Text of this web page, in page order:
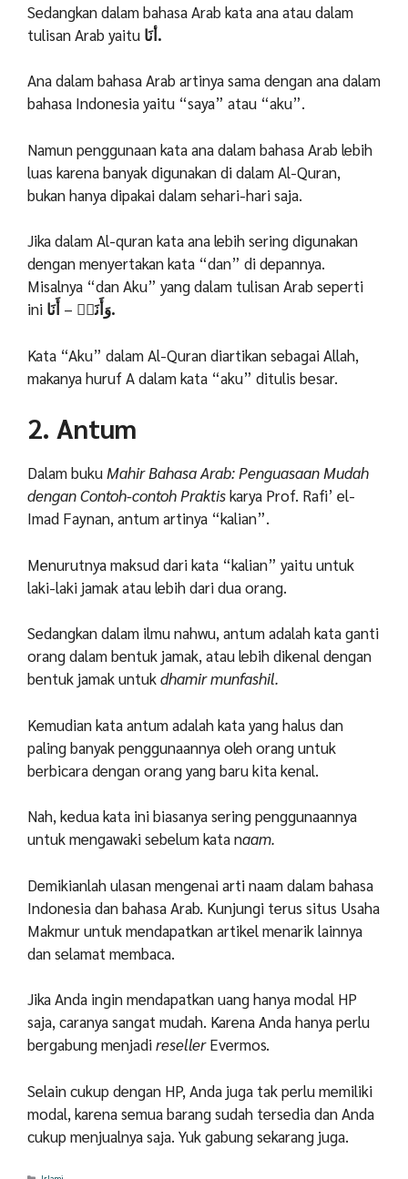
Sedangkan dalam bahasa Arab kata ana atau dalam
tulisan Arab yaitu
أنَا.
Ana dalam bahasa Arab artinya sama dengan ana dalam
bahasa Indonesia yaitu “saya” atau “aku”.
Namun penggunaan kata ana dalam bahasa Arab lebih
luas karena banyak digunakan di dalam Al-Quran,
bukan hanya dipakai dalam sehari-hari saja.
Jika dalam Al-quran kata ana lebih sering digunakan
dengan menyertakan kata “dan” di depannya.
Misalnya “dan Aku” yang dalam tulisan Arab seperti
ini
وَأَنَا۠ – أَنَا.
Kata “Aku” dalam Al-Quran diartikan sebagai Allah,
makanya huruf A dalam kata “aku” ditulis besar.
2. Antum
Dalam bukuMahir Bahasa Arab: Penguasaan Mudah
dengan Contoh-contoh Praktiskarya Prof. Rafi’ el-
Imad Faynan, antum artinya “kalian”.
Menurutnya maksud dari kata “kalian” yaitu untuk
laki-laki jamak atau lebih dari dua orang.
Sedangkan dalam ilmu nahwu, antum adalah kata ganti
orang dalam bentuk jamak, atau lebih dikenal dengan
bentuk jamak untukdhamir munfashil.
Kemudian kata antum adalah kata yang halus dan
paling banyak penggunaannya oleh orang untuk
berbicara dengan orang yang baru kita kenal.
Nah, kedua kata ini biasanya sering penggunaannya
untuk mengawaki sebelum kata naam.
Demikianlah ulasan mengenai arti naam dalam bahasa
Indonesia dan bahasa Arab. Kunjungi terus situs Usaha
Makmur untuk mendapatkan artikel menarik lainnya
dan selamat membaca.
Jika Anda ingin mendapatkan uang hanya modal HP
saja, caranya sangat mudah. Karena Anda hanya perlu
bergabung menjadiresellerEvermos.
Selain cukup dengan HP, Anda juga tak perlu memiliki
modal, karena semua barang sudah tersedia dan Anda
cukup menjualnya saja. Yuk gabung sekarang juga.
Categories